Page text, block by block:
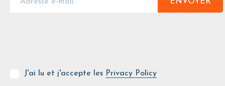
J'ai lu et j'accepte les Privacy Policy